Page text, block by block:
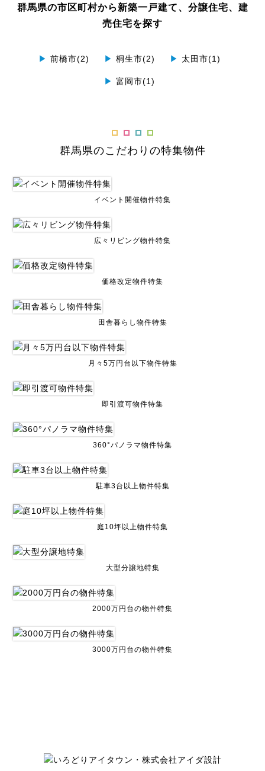
群馬県の市区町村から新築一戸建て、分譲住宅、建
売住宅を探す
▶ 前橋市(2) ▶ 桐生市(2) ▶ 太田市(1)
▶ 富岡市(1)
群馬県のこだわりの特集物件
イベント開催物件特集
広々リビング物件特集
価格改定物件特集
田舎暮らし物件特集
月々5万円台以下物件特集
即引渡可物件特集
360°パノラマ物件特集
駐車3台以上物件特集
庭10坪以上物件特集
大型分譲地特集
2000万円台の物件特集
3000万円台の物件特集